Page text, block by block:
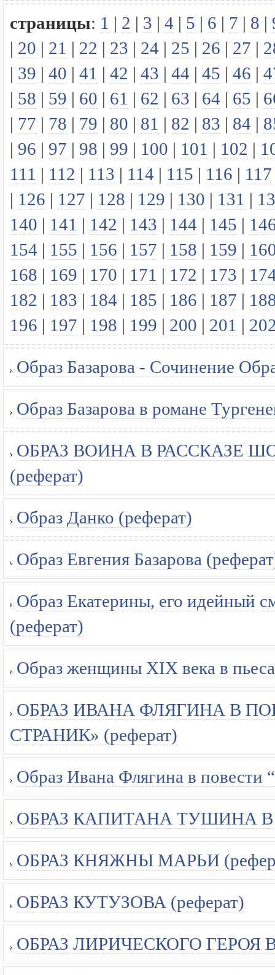
страницы: 1 | 2 | 3 | 4 | 5 | 6 | 7 | 8 |
| 20 | 21 | 22 | 23 | 24 | 25 | 26 | 27 |
| 39 | 40 | 41 | 42 | 43 | 44 | 45 | 46 |
| 58 | 59 | 60 | 61 | 62 | 63 | 64 | 65 |
| 77 | 78 | 79 | 80 | 81 | 82 | 83 | 84 |
| 96 | 97 | 98 | 99 | 100 | 101 | 102 |
111 | 112 | 113 | 114 | 115 | 116 | 117
| 126 | 127 | 128 | 129 | 130 | 131 |
140 | 141 | 142 | 143 | 144 | 145 |
154 | 155 | 156 | 157 | 158 | 159 |
168 | 169 | 170 | 171 | 172 | 173 |
182 | 183 | 184 | 185 | 186 | 187 |
196 | 197 | 198 | 199 | 200 | 201 |
Образ Базарова - Сочинение
Образ Базарова в романе
ОБРАЗ ВОИНА В РАССКАЗЕ
(реферат)
Образ Данко (реферат)
Образ Евгения Базарова
Образ Екатерины, его идейный
(реферат)
Образ женщины XIX века в
ОБРАЗ ИВАНА ФЛЯГИНА В
СТРАНИК» (реферат)
Образ Ивана Флягина в повести
ОБРАЗ КАПИТАНА ТУШИНА В
ОБРАЗ КНЯЖНЫ МАРЬИ
ОБРАЗ КУТУЗОВА (реферат)
ОБРАЗ ЛИРИЧЕСКОГО ГЕРОЯ